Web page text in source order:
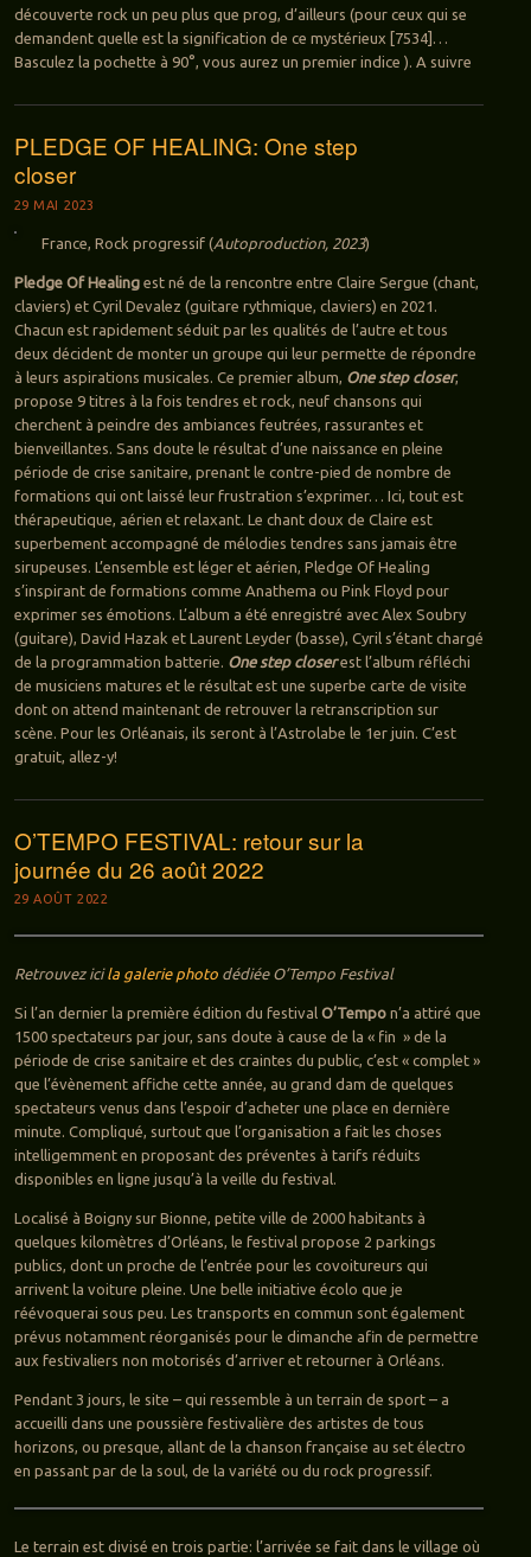
découverte rock un peu plus que prog, d’ailleurs (pour ceux qui se
demandent quelle est la signification de ce mystérieux [7534]…
Basculez la pochette à 90°, vous aurez un premier indice ). A suivre
PLEDGE OF HEALING: One step
closer
29 MAI 2023
France, Rock progressif (Autoproduction, 2023)
Pledge Of Healingest né de la rencontre entre Claire Sergue (chant,
claviers) et Cyril Devalez (guitare rythmique, claviers) en 2021.
Chacun est rapidement séduit par les qualités de l’autre et tous
deux décident de monter un groupe qui leur permette de répondre
à leurs aspirations musicales. Ce premier album, One step closer,
propose 9 titres à la fois tendres et rock, neuf chansons qui
cherchent à peindre des ambiances feutrées, rassurantes et
bienveillantes. Sans doute le résultat d’une naissance en pleine
période de crise sanitaire, prenant le contre-pied de nombre de
formations qui ont laissé leur frustration s’exprimer… Ici, tout est
thérapeutique, aérien et relaxant. Le chant doux de Claire est
superbement accompagné de mélodies tendres sans jamais être
sirupeuses. L’ensemble est léger et aérien, Pledge Of Healing
s’inspirant de formations comme Anathema ou Pink Floyd pour
exprimer ses émotions. L’album a été enregistré avec Alex Soubry
(guitare), David Hazak et Laurent Leyder (basse), Cyril s’étant chargé
de la programmation batterie. One step closerest l’album réfléchi
de musiciens matures et le résultat est une superbe carte de visite
dont on attend maintenant de retrouver la retranscription sur
scène. Pour les Orléanais, ils seront à l’Astrolabe le 1er juin. C’est
gratuit, allez-y!
O’TEMPO FESTIVAL: retour sur la
journée du 26 août 2022
29 AOÛT 2022
Retrouvez icila galerie photodédiée O’Tempo Festival
Si l’an dernier la première édition du festival O’Tempon’a attiré que
1500 spectateurs par jour, sans doute à cause de la « fin » de la
période de crise sanitaire et des craintes du public, c’est « complet »
que l’évènement affiche cette année, au grand dam de quelques
spectateurs venus dans l’espoir d’acheter une place en dernière
minute. Compliqué, surtout que l’organisation a fait les choses
intelligemment en proposant des préventes à tarifs réduits
disponibles en ligne jusqu’à la veille du festival.
Localisé à Boigny sur Bionne, petite ville de 2000 habitants à
quelques kilomètres d’Orléans, le festival propose 2 parkings
publics, dont un proche de l’entrée pour les covoitureurs qui
arrivent la voiture pleine. Une belle initiative écolo que je
réévoquerai sous peu. Les transports en commun sont également
prévus notamment réorganisés pour le dimanche afin de permettre
aux festivaliers non motorisés d’arriver et retourner à Orléans.
Pendant 3 jours, le site – qui ressemble à un terrain de sport – a
accueilli dans une poussière festivalière des artistes de tous
horizons, ou presque, allant de la chanson française au set électro
en passant par de la soul, de la variété ou du rock progressif.
Le terrain est divisé en trois partie: l’arrivée se fait dans le village où